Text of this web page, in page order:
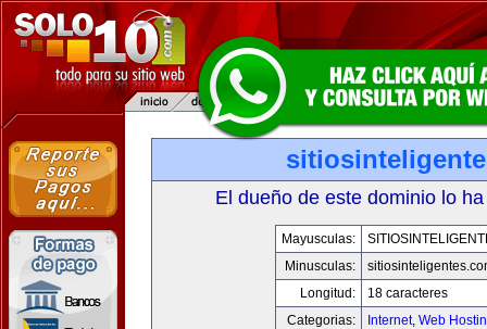
El dueño de este dominio lo
Mayusculas:
Minusculas:
Longitud:
18 caracteres
Categorias:
Internet, Web